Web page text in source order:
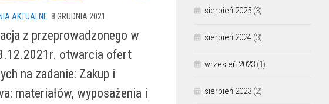
AKTUALNE 8 GRUDNIA 2021
z przeprowadzonego w
otwarcia ofert
na zadanie: Zakup i
materiałów, wyposażenia i
sierpień 2025 (3)
sierpień 2024 (3)
wrzesień 2023 (1)
sierpień 2023 (2)